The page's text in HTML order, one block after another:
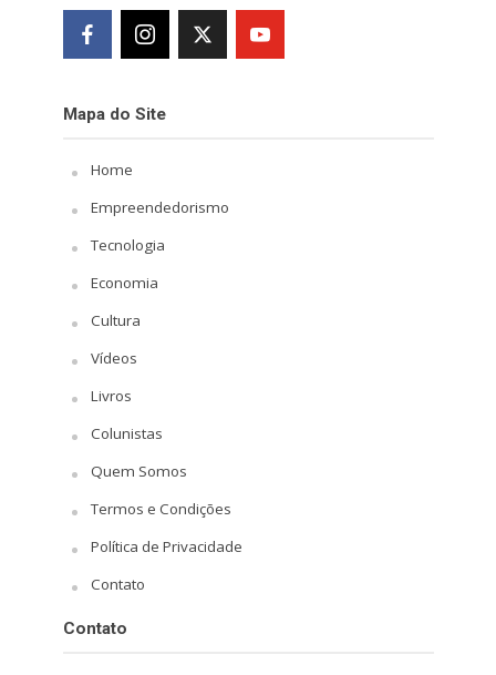
Mapa do Site
Home
Empreendedorismo
Tecnologia
Economia
Cultura
Vídeos
Livros
Colunistas
Quem Somos
Termos e Condições
Política de Privacidade
Contato
Contato